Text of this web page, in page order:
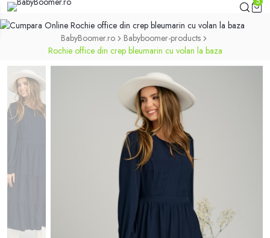
BabyBoomer.ro
Babyboomer-products
Rochie office din crep bleumarin cu volan la baza